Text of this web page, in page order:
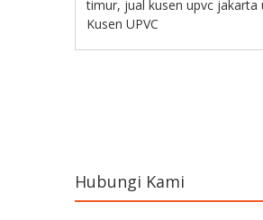
timur, jual kusen upvc jakarta
Kusen UPVC
Hubungi Kami